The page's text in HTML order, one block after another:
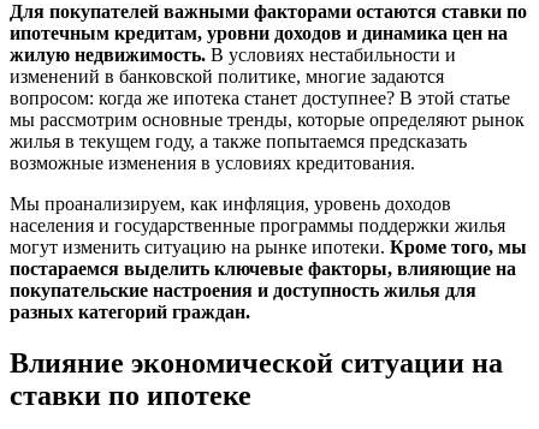
Для покупателей важными факторами остаются ставки по
ипотечным кредитам, уровни доходов и динамика цен на
жилую недвижимость. В условиях нестабильности и
изменений в банковской политике, многие задаются
вопросом: когда же ипотека станет доступнее? В этой статье
мы рассмотрим основные тренды, которые определяют рынок
жилья в текущем году, а также попытаемся предсказать
возможные изменения в условиях кредитования.
Мы проанализируем, как инфляция, уровень доходов
населения и государственные программы поддержки жилья
могут изменить ситуацию на рынке ипотеки. Кроме того, мы
постараемся выделить ключевые факторы, влияющие на
покупательские настроения и доступность жилья для
разных категорий граждан.
Влияние экономической ситуации на
ставки по ипотеке